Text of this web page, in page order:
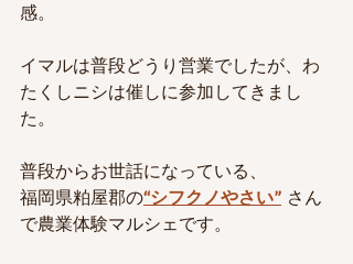
感。
イマルは普段どうり営業でしたが、わ
たくしニシは催しに参加してきまし
た。
普段からお世話になっている、
福岡県粕屋郡の“シフクノやさい” さん
で農業体験マルシェです。